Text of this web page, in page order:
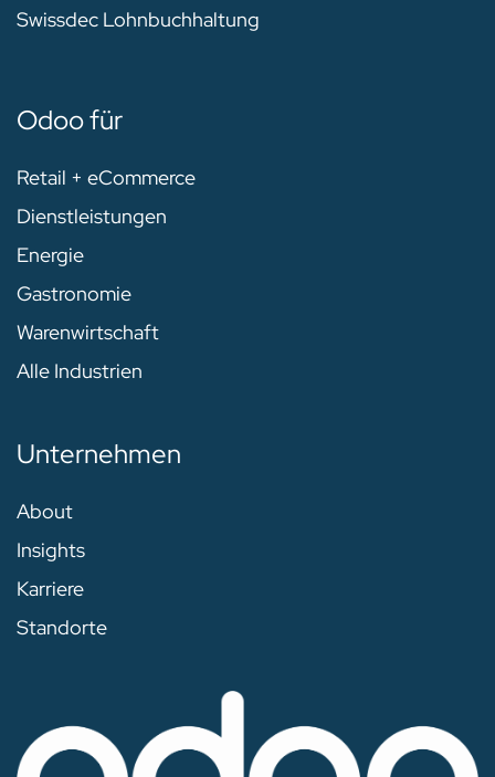
Swissdec Lohnbuchhaltung
Odoo für
Retail + eCommerce
Dienstleistungen
Energie
Gastronomie
Warenwirtschaft
Alle Industrien
Unternehmen
About
Insights
Karriere
Standorte